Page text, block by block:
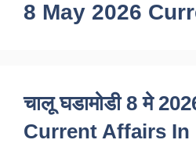
8 May 2026
चालू घडामोडी 8 मे
Current Affairs In